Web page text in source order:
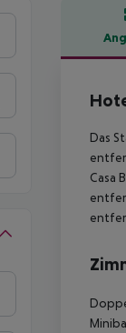
Das
Casa